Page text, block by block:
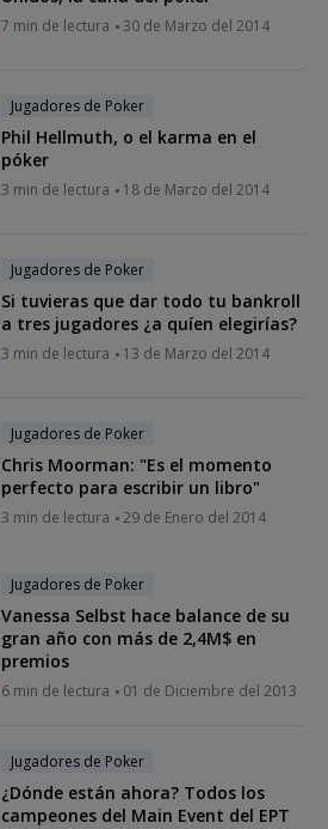
7 min de lectura 30 de Marzo del 2014
Jugadores de Poker
Phil Hellmuth, o el karma en el
póker
3 min de lectura 18 de Marzo del 2014
Jugadores de Poker
Si tuvieras que dar todo tu bankroll
a tres jugadores ¿a quíen elegirías?
3 min de lectura 13 de Marzo del 2014
Jugadores de Poker
Chris Moorman: "Es el momento
perfecto para escribir un libro"
3 min de lectura 29 de Enero del 2014
Jugadores de Poker
Vanessa Selbst hace balance de su
gran año con más de 2,4M$ en
premios
6 min de lectura 01 de Diciembre del 2013
Jugadores de Poker
¿Dónde están ahora? Todos los
campeones del Main Event del EPT